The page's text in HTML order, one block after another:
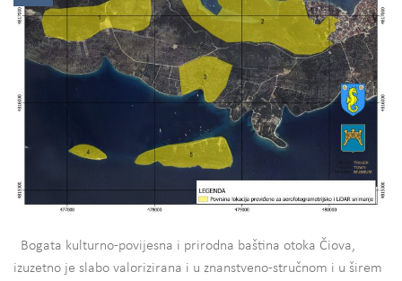
Bogata kulturno-povijesna i prirodna baština otoka Čiova,
izuzetno je slabo valorizirana i u znanstveno-stručnom i u širem